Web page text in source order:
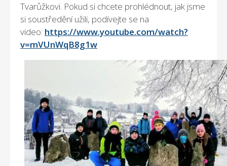
Tvarůžkovi. Pokud si chcete prohlédnout, jak jsme
si soustředění užili, podívejte se na
video: https://www.youtube.com/watch?
v=mVUnWqB8g1w